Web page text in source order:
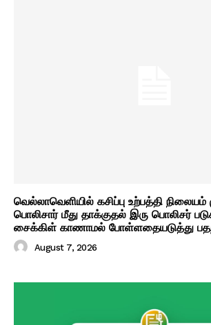
வெல்லாவெளியில் கசிப்பு உற்பத்தி நிலையம்
பொலிசார் மீது தாக்குதல் இரு பொலிசர்
சைக்கிள் காணாமல் போள்ளதையடுத்து
August 7, 2026